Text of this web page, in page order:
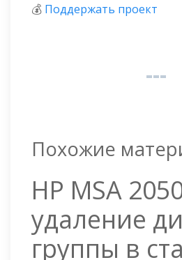
💰 Поддержать проект
Похожие
HP MSA
удаление
группы в